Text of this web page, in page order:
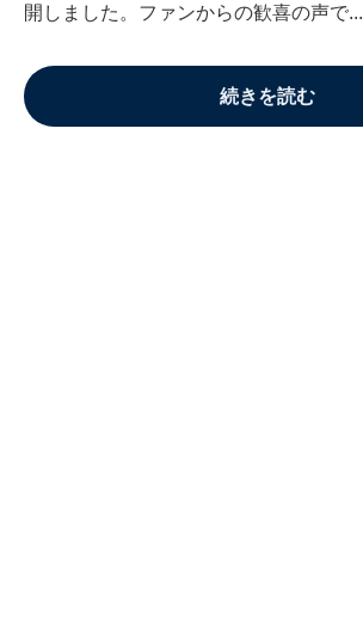
開しました。ファンからの歓喜の声で...
続きを読む